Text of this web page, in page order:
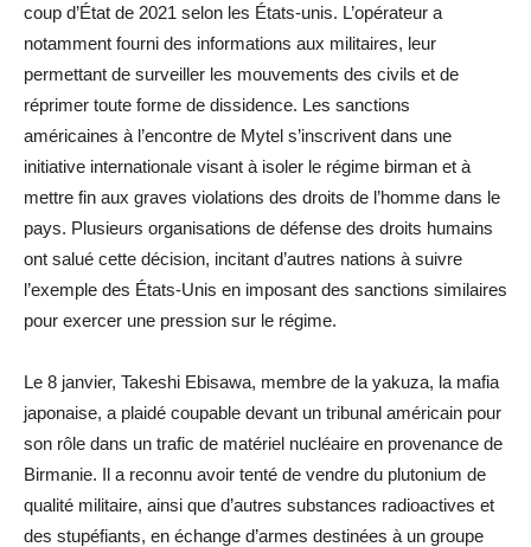
coup d’État de 2021 selon les États-unis. L’opérateur a
notamment fourni des informations aux militaires, leur
permettant de surveiller les mouvements des civils et de
réprimer toute forme de dissidence. Les sanctions
américaines à l’encontre de Mytel s’inscrivent dans une
initiative internationale visant à isoler le régime birman et à
mettre fin aux graves violations des droits de l’homme dans le
pays. Plusieurs organisations de défense des droits humains
ont salué cette décision, incitant d’autres nations à suivre
l’exemple des États-Unis en imposant des sanctions similaires
pour exercer une pression sur le régime.
Le 8 janvier, Takeshi Ebisawa, membre de la yakuza, la mafia
japonaise, a plaidé coupable devant un tribunal américain pour
son rôle dans un trafic de matériel nucléaire en provenance de
Birmanie. Il a reconnu avoir tenté de vendre du plutonium de
qualité militaire, ainsi que d’autres substances radioactives et
des stupéfiants, en échange d’armes destinées à un groupe